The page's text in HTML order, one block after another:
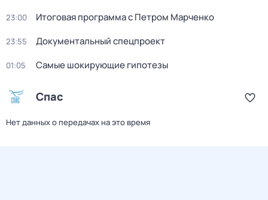
23:00 Итоговая программа с Петром Марченко
23:55 Документальный спецпроект
01:05 Самые шoкиpующие гипотезы
Спас
Нет данных о передачах на это время